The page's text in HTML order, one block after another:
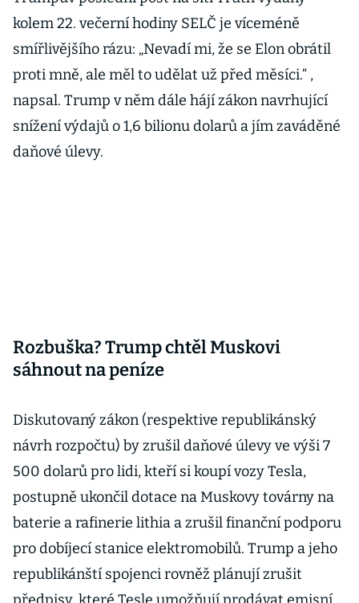
kolem 22. večerní hodiny SELČ je víceméně
smířlivějšího rázu: „Nevadí mi, že se Elon obrátil
proti mně, ale měl to udělat už před měsíci.“ ,
napsal. Trump v něm dále hájí zákon navrhující
snížení výdajů o 1,6 bilionu dolarů a jím zaváděné
daňové úlevy.
Rozbuška? Trump chtěl Muskovi
sáhnout na peníze
Diskutovaný zákon (respektive republikánský
návrh rozpočtu) by zrušil daňové úlevy ve výši 7
500 dolarů pro lidi, kteří si koupí vozy Tesla,
postupně ukončil dotace na Muskovy továrny na
baterie a rafinerie lithia a zrušil finanční podporu
pro dobíjecí stanice elektromobilů. Trump a jeho
republikánští spojenci rovněž plánují zrušit